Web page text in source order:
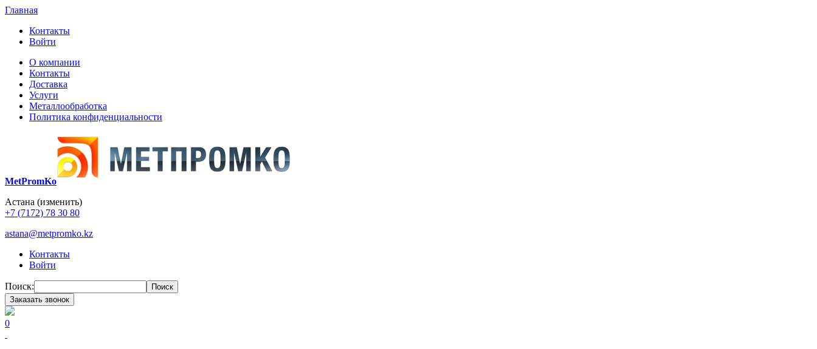
Главная
Контакты
Войти
О компании
Контакты
Доставка
Услуги
Металлообработка
Политика конфиденциальности
MetPromKo
Астана (изменить)
+7 (7172) 78 30 80
astana@metpromko.kz
Контакты
Войти
Поиск:
Поиск
Заказать звонок
0